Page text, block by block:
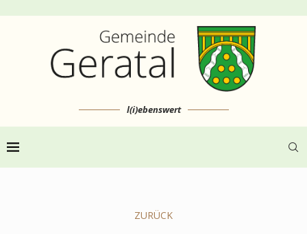
l(i)ebenswert
ZURÜCK